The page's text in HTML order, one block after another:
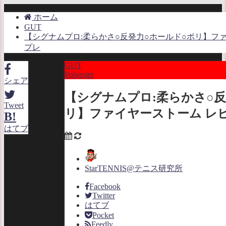
ホーム
GUT
【シグナムプロ:柔らかさ○反発力○ホールド○ポリ】フ
プレ
シェア
Tweet
B!
はてブ
GUT
Polyester
【シグナムプロ:柔らかさ○
リ】ファイヤーストーム レ
StarTENNIS@テニス研究所
Facebook
Twitter
はてブ
Pocket
Feedly